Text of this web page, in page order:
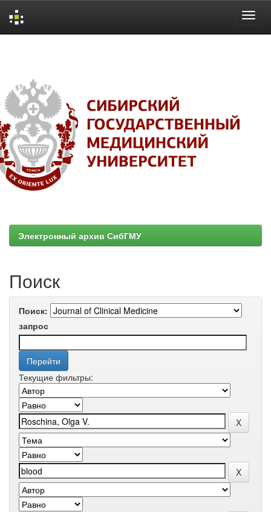
Электронный архив СибГМУ
Поиск
Поиск:
запрос
Текущие фильтры: